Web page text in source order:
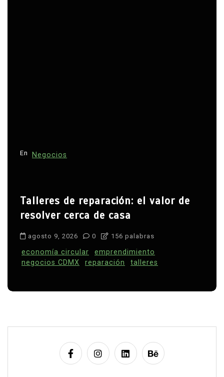
En Negocios
Talleres de reparación: el valor de
resolver cerca de casa
agosto 9, 2026 0 156 palabras
economía circular
emprendimiento
negocios CDMX
reparación talleres